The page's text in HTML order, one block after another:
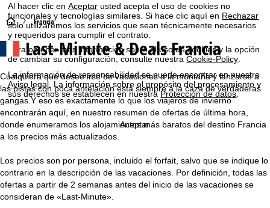
Al hacer clic enAceptar usted acepta el uso de cookies no
funcionales y tecnologías similares. Si hace clic aquí en Rechazar
solo utilizaremos los servicios que sean técnicamente necesarios
y requeridos para cumplir el contrato.
Para obtener más información sobre el uso de cookies y la opción
de cambiar su configuración, consulte nuestraCookie-Policy.
La información de responsabilidad se puede encontrar en nuestro
Aviso legal. La información sobre el propósito del procesamiento y
sus derechos se establecen en nuestraProtección de datos.
Aceptar
P
g
i
a
p
r
Francia
Last-Minute & Deals Francia
Cualquiera que desee irse de vacaciones a la montaña y lanzarse a
las pistas con poca antelación está siempre a la caza de verdaderas
gangas.Y eso es exactamente lo que los viajeros de invierno
encontrarán aquí, en nuestro resumen de ofertas de última hora,
donde enumeramos los alojamientos más baratos del destino Francia
a los precios más actualizados.
Los precios son por persona, incluido el forfait, salvo que se indique lo
contrario en la descripción de las vacaciones. Por definición, todas las
ofertas a partir de 2 semanas antes del inicio de las vacaciones se
consideran de «Last-Minute».